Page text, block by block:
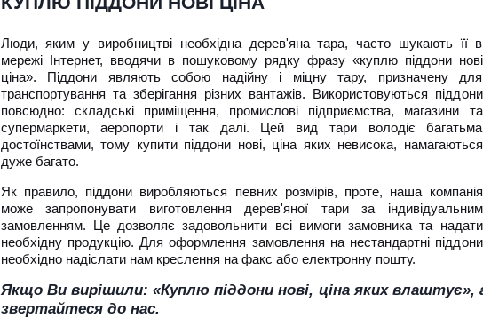
Люди, яким у виробництві необхідна дерев'яна тара, часто шукають її в
мережі Інтернет, вводячи в пошуковому рядку фразу «куплю піддони нові
ціна». Піддони являють собою надійну і міцну тару, призначену для
транспортування та зберігання різних вантажів. Використовуються піддони
повсюдно: складські приміщення, промислові підприємства, магазини та
супермаркети, аеропорти і так далі. Цей вид тари володіє багатьма
достоїнствами, тому купити піддони нові, ціна яких невисока, намагаються
дуже багато.
Як правило, піддони виробляються певних розмірів, проте, наша компанія
може запропонувати виготовлення дерев'яної тари за індивідуальним
замовленням. Це дозволяє задовольнити всі вимоги замовника та надати
необхідну продукцію. Для оформлення замовлення на нестандартні піддони
необхідно надіслати нам креслення на факс або електронну пошту.
Якщо Ви вирішили: «Куплю піддони нові, ціна яких
звертайтеся до нас.